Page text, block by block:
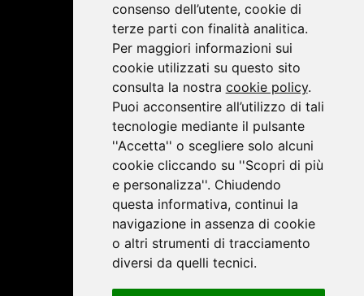
consenso dell’utente, cookie di
terze parti con finalità analitica.
Per maggiori informazioni sui
cookie utilizzati su questo sito
consulta la nostra cookie policy.
Puoi acconsentire all’utilizzo di tali
tecnologie mediante il pulsante
''Accetta'' o scegliere solo alcuni
cookie cliccando su ''Scopri di più
e personalizza''. Chiudendo
questa informativa, continui la
navigazione in assenza di cookie
o altri strumenti di tracciamento
diversi da quelli tecnici.